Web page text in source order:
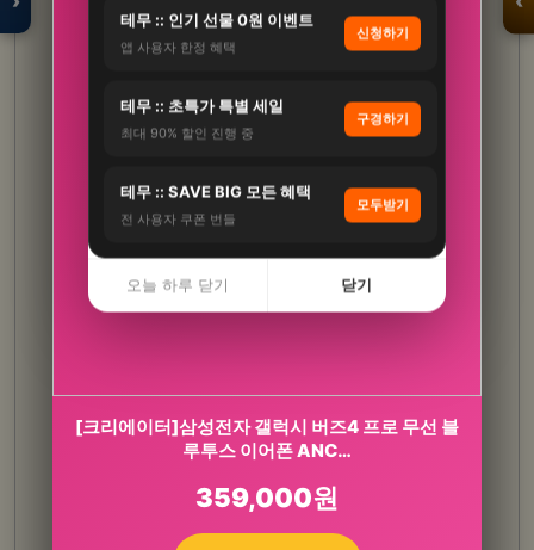
테무 :: 인기 선물 0원 이벤트
앱 사용자 한정 혜택
신청하기
테무 :: 초특가 특별 세일
최대 90% 할인 진행 중
구경하기
테무 :: SAVE BIG 모든 혜택
전 사용자 쿠폰 번들
모두받기
오늘 하루 닫기 닫기
농 엑스트라버진…
25,900원
[크리에이터]삼성전자 갤럭시 버즈4 프로 무선 블
루투스 이어폰 ANC…
359,000원